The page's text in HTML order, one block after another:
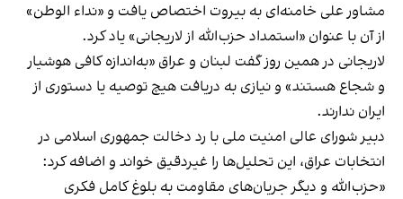
مشاور علی خامنه‌ای به بیروت اختصاص یافت و «نداء الوطن»
از آن با عنوان «استمداد حزب‌الله از لاریجانی» یاد کرد.
لاریجانی در همین روز گفت لبنان و عراق «به‌اندازه کافی هوشیار
و شجاع هستند» و نیازی به دریافت هیچ توصیه یا دستوری از
ایران ندارند.
دبیر شورای عالی امنیت ملی با رد دخالت جمهوری اسلامی در
انتخابات عراق، این تحلیل‌ها را غیر‌دقیق خواند و اضافه کرد:
«حزب‌الله و دیگر جریان‌های مقاومت به بلوغ کامل فکری